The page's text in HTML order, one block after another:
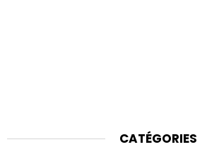
CATÉGORIES